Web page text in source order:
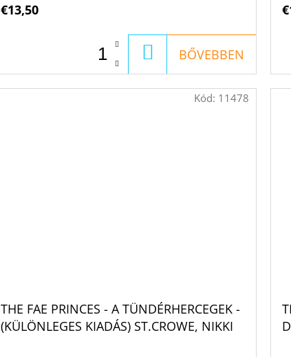
€13,50
KOSÁRBA
BŐVEBBEN
THE FAE PRINCES - A TÜNDÉRHERCEGEK -
(KÜLÖNLEGES KIADÁS) ST.CROWE, NIKKI
Kód: 11478